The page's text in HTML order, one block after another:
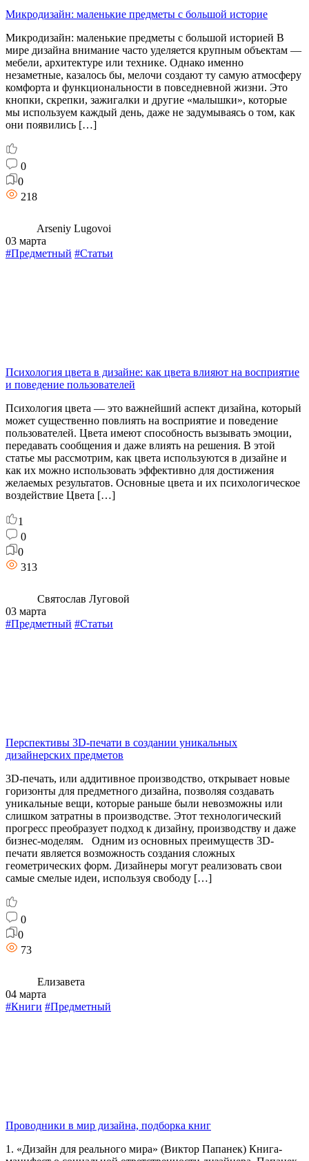
Микродизайн: маленькие предметы с большой историе
Микродизайн: маленькие предметы с большой историей В
мире дизайна внимание часто уделяется крупным объектам —
мебели, архитектуре или технике. Однако именно
незаметные, казалось бы, мелочи создают ту самую атмосферу
комфорта и функциональности в повседневной жизни. Это
кнопки, скрепки, зажигалки и другие «малышки», которые
мы используем каждый день, даже не задумываясь о том, как
они появились […]
0
0
218
Arseniy Lugovoi
03 марта
#Предметный #Статьи
Психология цвета в дизайне: как цвета влияют на восприятие
и поведение пользователей
Психология цвета — это важнейший аспект дизайна, который
может существенно повлиять на восприятие и поведение
пользователей. Цвета имеют способность вызывать эмоции,
передавать сообщения и даже влиять на решения. В этой
статье мы рассмотрим, как цвета используются в дизайне и
как их можно использовать эффективно для достижения
желаемых результатов. Основные цвета и их психологическое
воздействие Цвета […]
1
0
0
313
Святослав Луговой
03 марта
#Предметный #Статьи
Перспективы 3D-печати в создании уникальных
дизайнерских предметов
3D-печать, или аддитивное производство, открывает новые
горизонты для предметного дизайна, позволяя создавать
уникальные вещи, которые раньше были невозможны или
слишком затратны в производстве. Этот технологический
прогресс преобразует подход к дизайну, производству и даже
бизнес-моделям. Одним из основных преимуществ 3D-
печати является возможность создания сложных
геометрических форм. Дизайнеры могут реализовать свои
самые смелые идеи, используя свободу […]
0
0
73
Елизавета
04 марта
#Книги #Предметный
Проводники в мир дизайна, подборка книг
1. «Дизайн для реального мира» (Виктор Папанек) Книга-